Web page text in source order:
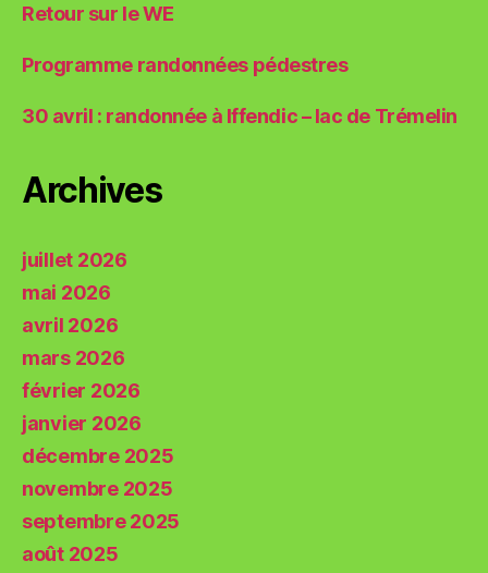
Retour sur le WE
Programme randonnées pédestres
30 avril : randonnée à Iffendic – lac de Trémelin
Archives
juillet 2026
mai 2026
avril 2026
mars 2026
février 2026
janvier 2026
décembre 2025
novembre 2025
septembre 2025
août 2025